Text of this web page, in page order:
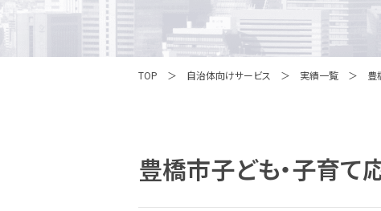
TOP 自治体向けサービス 実績一覧 豊
豊橋市子ども・子育て